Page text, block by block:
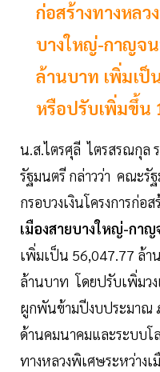
ก่อสร้างทางหลว
บางใหญ่-กาญจน
ล้านบาท เพิ่มเป็
หรือปรับเพิ่มขึ้น
น.ส.ไตรศุลี ไตรสรณกุล
รัฐมนตรี กล่าวว่า คณะรั
กรอบวงเงินโครงการก่อส
เมืองสายบางใหญ่-กา
เพิ่มเป็น 56,047.77 ล้
ล้านบาท โดยปรับเพิ่มว
ผูกพันข้ามปีงบประมาณ
ด้านคมนาคมและระบบโ
ทางหลวงพิเศษระหว่าง